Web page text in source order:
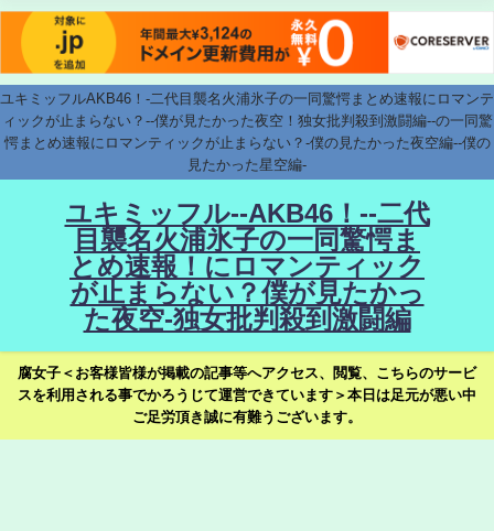
ユキミッフルAKB46！-二代目襲名火浦氷子の一同驚愕まとめ速報にロマンテ
ィックが止まらない？--僕が見たかった夜空！独女批判殺到激闘編--の一同驚
愕まとめ速報にロマンティックが止まらない？-僕の見たかった夜空編--僕の
見たかった星空編-
ユキミッフル--AKB46！--二代
目襲名火浦氷子の一同驚愕ま
とめ速報！にロマンティック
が止まらない？僕が見たかっ
た夜空-独女批判殺到激闘編
腐女子＜お客様皆様が掲載の記事等へアクセス、閲覧、こちらのサービ
スを利用される事でかろうじて運営できています＞本日は足元が悪い中
ご足労頂き誠に有難うございます。